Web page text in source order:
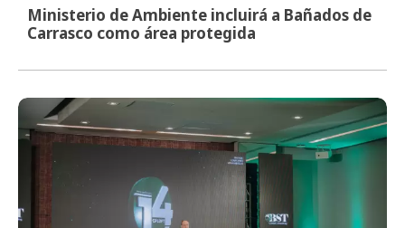
Ministerio de Ambiente incluirá a Bañados de
Carrasco como área protegida